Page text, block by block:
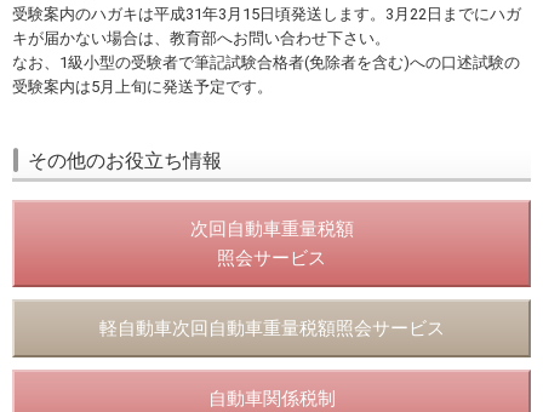
受験案内のハガキは平成31年3月15日頃発送します。3月22日までにハガ
キが届かない場合は、教育部へお問い合わせ下さい。
なお、1級小型の受験者で筆記試験合格者(免除者を含む)への口述試験の
受験案内は5月上旬に発送予定です。
その他のお役立ち情報
次回自動車重量税額
照会サービス
軽自動車次回自動車重量税額照会サービス
自動車関係税制